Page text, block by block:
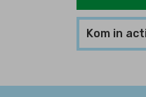
Kom in